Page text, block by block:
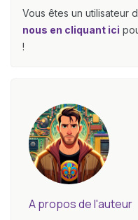
Vous êtes un utilisateur
nous en cliquant ici
!
A propos de l'auteur